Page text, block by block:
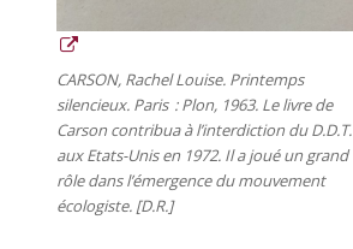
CARSON, Rachel Louise. Printemps
silencieux. Paris : Plon, 1963. Le livre de
Carson contribua à l’interdiction du D.D.T.
aux Etats-Unis en 1972. Il a joué un grand
rôle dans l’émergence du mouvement
écologiste. [D.R.]